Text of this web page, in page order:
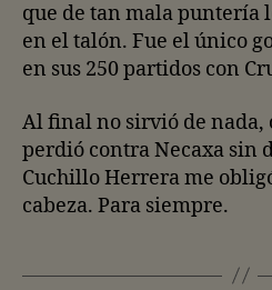
que de tan mala puntería
en el talón. Fue el único
en sus 250 partidos con
Al final no sirvió de nada,
perdió contra Necaxa sin
Cuchillo Herrera me
cabeza. Para siempre.